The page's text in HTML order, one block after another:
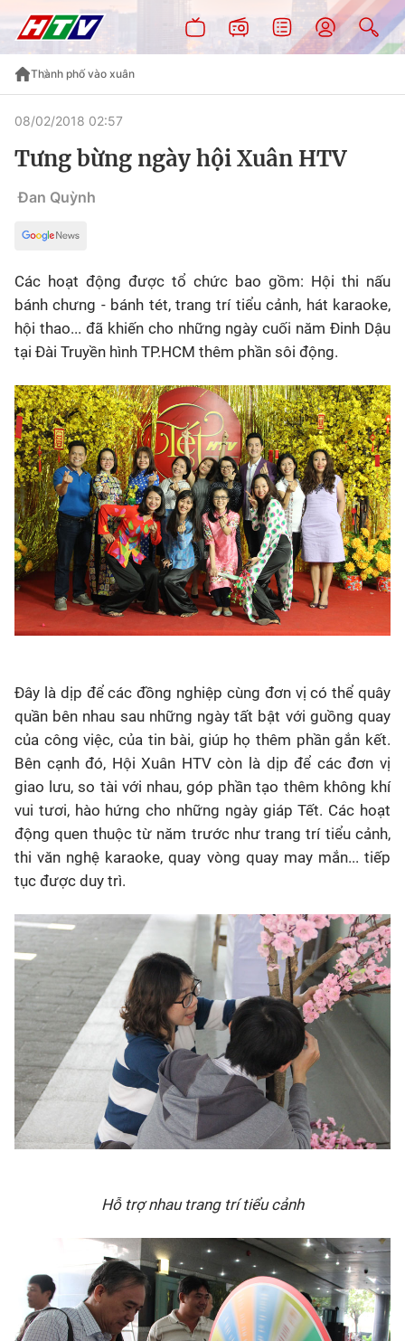
Thành phố vào xuân
08/02/2018 02:57
Tưng bừng ngày hội Xuân HTV
Đan Quỳnh
Các hoạt động được tổ chức bao gồm: Hội thi nấu
bánh chưng - bánh tét, trang trí tiểu cảnh, hát karaoke,
hội thao... đã khiến cho những ngày cuối năm Đinh Dậu
tại Đài Truyền hình TP.HCM thêm phần sôi động.
Đây là dịp để các đồng nghiệp cùng đơn vị có thể quây
quần bên nhau sau những ngày tất bật với guồng quay
của công việc, của tin bài, giúp họ thêm phần gắn kết.
Bên cạnh đó, Hội Xuân HTV còn là dịp để các đơn vị
giao lưu, so tài với nhau, góp phần tạo thêm không khí
vui tươi, hào hứng cho những ngày giáp Tết. Các hoạt
động quen thuộc từ năm trước như trang trí tiểu cảnh,
thi văn nghệ karaoke, quay vòng quay may mắn... tiếp
tục được duy trì.
Hỗ trợ nhau trang trí tiểu cảnh